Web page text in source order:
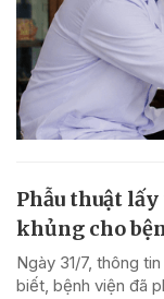
Phẫu thuật
khủng cho
Ngày 31/7, thông
biết, bệnh viện đã